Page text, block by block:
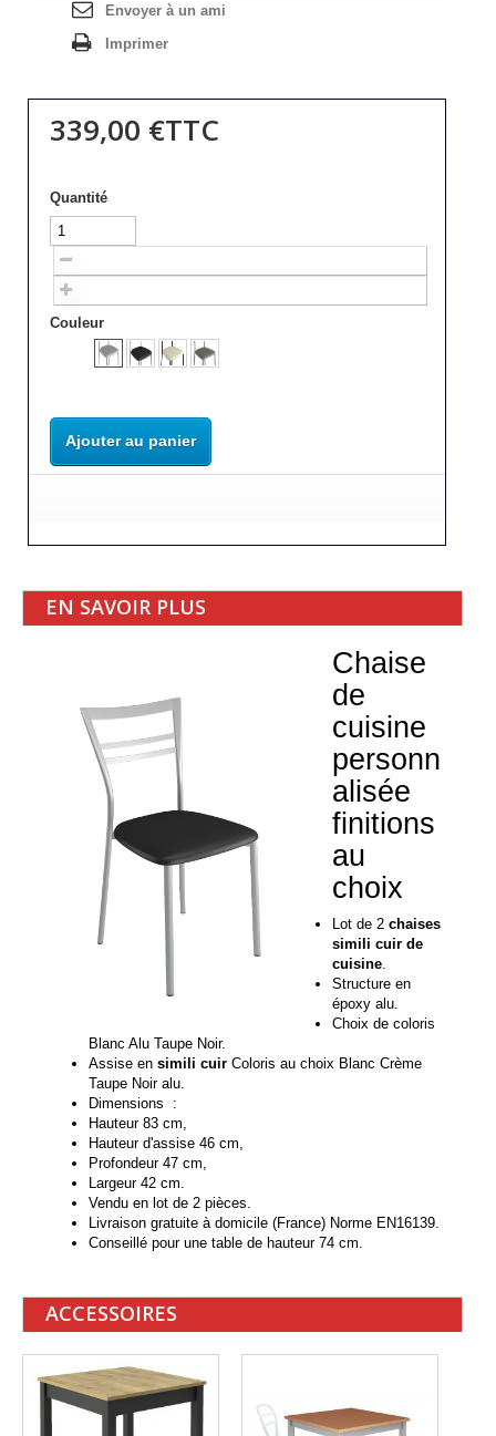
Envoyer à un ami
Imprimer
339,00 €TTC
Quantité
Couleur
Ajouter au panier
EN SAVOIR PLUS
Chaise
de
cuisine
personn
alisée
finitions
au
choix
Lot de 2 chaises
simili cuir de
cuisine
Structure en
époxy alu.
Choix de coloris
Blanc Alu Taupe Noir.
Assise en simili cuir Coloris au choix Blanc Crème
Taupe Noir alu.
Dimensions :
Hauteur 83 cm,
Hauteur d'assise 46 cm,
Profondeur 47 cm,
Largeur 42 cm.
Vendu en lot de 2 pièces.
Livraison gratuite à domicile (France) Norme EN16139.
Conseillé pour une table de hauteur 74 cm.
ACCESSOIRES